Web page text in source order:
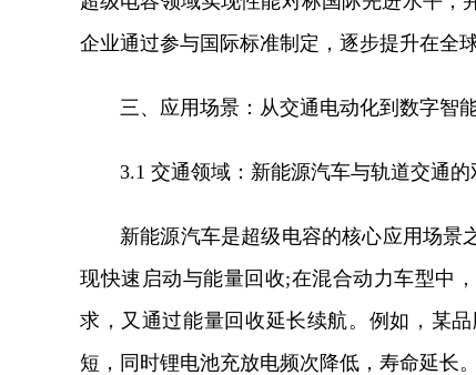
企业通过参与国际标准制定，逐步提升在全
三、应用场景：从交通电动化到数字智
3.1 交通领域：新能源汽车与轨道交通的
新能源汽车是超级电容的核心应用场景
现快速启动与能量回收;在混合动力车型中
求，又通过能量回收延长续航。例如，某
短，同时锂电池充放电频次降低，寿命延长。